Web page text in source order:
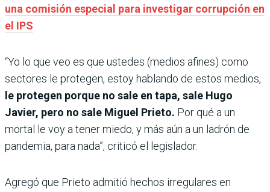
una comisión especial para investigar corrupción en
el IPS
“Yo lo que veo es que ustedes (medios afines) como
sectores le protegen, estoy hablando de estos medios,
le protegen porque no sale en tapa, sale Hugo
Javier, pero no sale Miguel Prieto. Por qué a un
mortal le voy a tener miedo, y más aún a un ladrón de
pandemia, para nada”, criticó el legislador.
Agregó que Prieto admitió hechos irregulares en